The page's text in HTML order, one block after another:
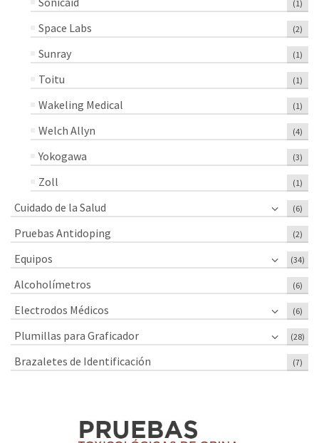
(1)
Space Labs (2)
Sunray (1)
Toitu (1)
Wakeling Medical (1)
Welch Allyn (4)
Yokogawa (3)
Zoll (1)
Cuidado de la Salud (6)
Pruebas Antidoping (2)
Equipos (34)
Alcoholímetros (6)
Electrodos Médicos (6)
Plumillas para Graficador (28)
Brazaletes de Identificación (7)